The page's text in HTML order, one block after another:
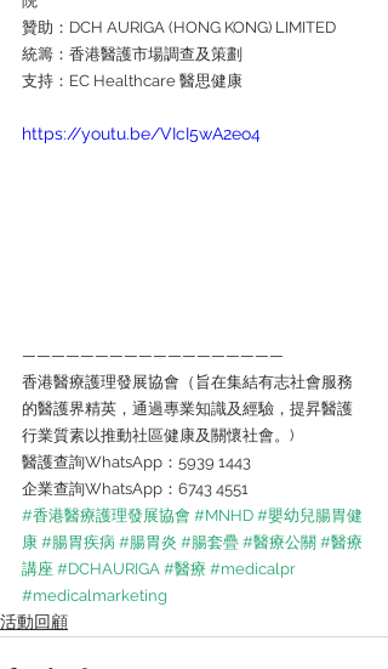
贊助：DCH AURIGA (HONG KONG) LIMITED
統籌：香港醫護市場調查及策劃
支持：EC Healthcare 醫思健康
https://youtu.be/VIcI5wA2eo4
——————————————————
香港醫療護理發展協會（旨在集結有志社會服務
的醫護界精英，通過專業知識及經驗，提昇醫護
行業質素以推動社區健康及關懷社會。)
醫護查詢WhatsApp：5939 1443
企業查詢WhatsApp：6743 4551
#香港醫療護理發展協會 #MNHD #嬰幼兒腸胃健
康 #腸胃疾病 #腸胃炎 #腸套疊 #醫療公關 #醫療
講座 #DCHAURIGA #醫療 #medicalpr
#medicalmarketing
活動回顧